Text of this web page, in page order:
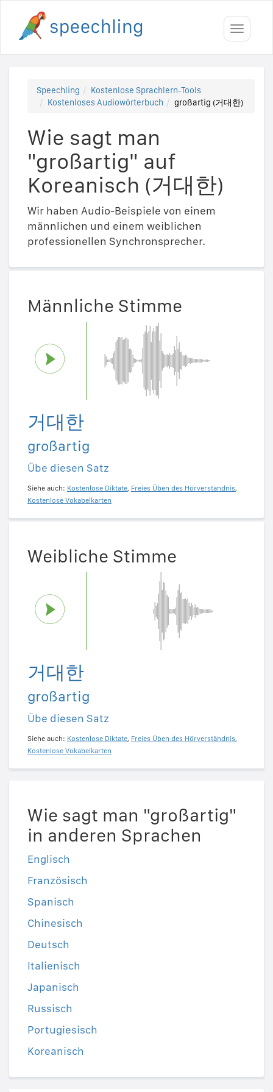
Toggle
Speechling
Kostenlose Sprachlern-Tools
Kostenloses Audiowörterbuch
großartig (거대한)
Wie sagt man
"großartig" auf
Koreanisch (거대한)
Wir haben Audio-Beispiele von einem
männlichen und einem weiblichen
professionellen Synchronsprecher.
Männliche Stimme
거대한
großartig
Übe diesen Satz
Siehe auch: Kostenlose Diktate, Freies Üben des Hörverständnis,
Kostenlose Vokabelkarten
Weibliche Stimme
거대한
großartig
Übe diesen Satz
Siehe auch: Kostenlose Diktate, Freies Üben des Hörverständnis,
Kostenlose Vokabelkarten
Wie sagt man "großartig"
in anderen Sprachen
Englisch
Französisch
Spanisch
Chinesisch
Deutsch
Italienisch
Japanisch
Russisch
Portugiesisch
Koreanisch